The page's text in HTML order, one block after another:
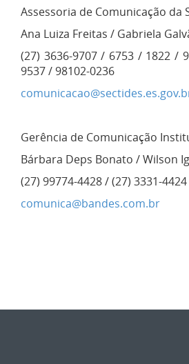
Assessoria de Comunicação da
Ana Luiza Freitas / Gabriela
(27) 3636-9707 / 6753 / 1822 /
9537 / 98102-0236
Gerência de Comunicação
Bárbara Deps Bonato / Wilson
(27) 99774-4428 / (27) 3331-4424
comunica@bandes.com.br